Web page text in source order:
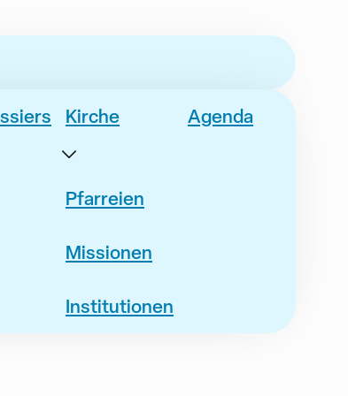
Kirche
Pfarreien
Missionen
Institutionen
Agenda